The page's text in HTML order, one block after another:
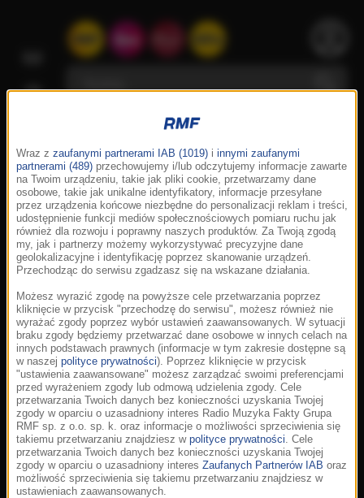
Wraz z zaufanymi partnerami IAB (1019) i innymi zaufanymi
partnerami (489) przechowujemy i/lub odczytujemy informacje zawarte
na Twoim urządzeniu, takie jak pliki cookie, przetwarzamy dane
osobowe, takie jak unikalne identyfikatory, informacje przesyłane
przez urządzenia końcowe niezbędne do personalizacji reklam i treści,
udostępnienie funkcji mediów społecznościowych pomiaru ruchu jak
również dla rozwoju i poprawny naszych produktów. Za Twoją zgodą
my, jak i partnerzy możemy wykorzystywać precyzyjne dane
geolokalizacyjne i identyfikację poprzez skanowanie urządzeń.
Przechodząc do serwisu zgadzasz się na wskazane działania.
Możesz wyrazić zgodę na powyższe cele przetwarzania poprzez
kliknięcie w przycisk "przechodzę do serwisu", możesz również nie
wyrażać zgody poprzez wybór ustawień zaawansowanych. W sytuacji
braku zgody będziemy przetwarzać dane osobowe w innych celach na
innych podstawach prawnych (informacje w tym zakresie dostępne są
w naszej polityce prywatności). Poprzez kliknięcie w przycisk
"ustawienia zaawansowane" możesz zarządzać swoimi preferencjami
przed wyrażeniem zgody lub odmową udzielenia zgody. Cele
przetwarzania Twoich danych bez konieczności uzyskania Twojej
zgody w oparciu o uzasadniony interes Radio Muzyka Fakty Grupa
RMF sp. z o.o. sp. k. oraz informacje o możliwości sprzeciwienia się
takiemu przetwarzaniu znajdziesz w polityce prywatności. Cele
przetwarzania Twoich danych bez konieczności uzyskania Twojej
zgody w oparciu o uzasadniony interes Zaufanych Partnerów IAB oraz
możliwość sprzeciwienia się takiemu przetwarzaniu znajdziesz w
ustawieniach zaawansowanych.